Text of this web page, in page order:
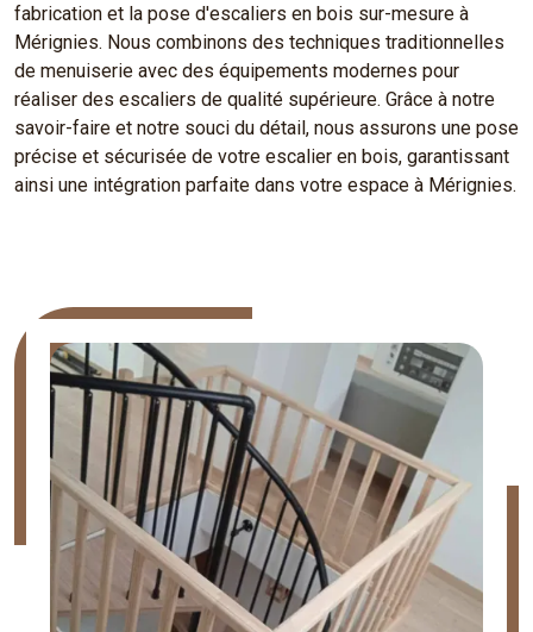
fabrication et la pose d'escaliers en bois sur-mesure à
Mérignies. Nous combinons des techniques traditionnelles
de menuiserie avec des équipements modernes pour
réaliser des escaliers de qualité supérieure. Grâce à notre
savoir-faire et notre souci du détail, nous assurons une pose
précise et sécurisée de votre escalier en bois, garantissant
ainsi une intégration parfaite dans votre espace à Mérignies.